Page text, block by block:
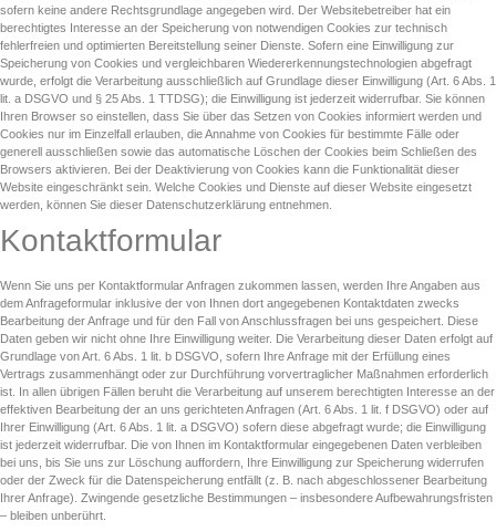
sofern keine andere Rechtsgrundlage angegeben wird. Der Websitebetreiber hat ein
berechtigtes Interesse an der Speicherung von notwendigen Cookies zur technisch
fehlerfreien und optimierten Bereitstellung seiner Dienste. Sofern eine Einwilligung zur
Speicherung von Cookies und vergleichbaren Wiedererkennungstechnologien abgefragt
wurde, erfolgt die Verarbeitung ausschließlich auf Grundlage dieser Einwilligung (Art. 6 Abs. 1
lit. a DSGVO und § 25 Abs. 1 TTDSG); die Einwilligung ist jederzeit widerrufbar. Sie können
Ihren Browser so einstellen, dass Sie über das Setzen von Cookies informiert werden und
Cookies nur im Einzelfall erlauben, die Annahme von Cookies für bestimmte Fälle oder
generell ausschließen sowie das automatische Löschen der Cookies beim Schließen des
Browsers aktivieren. Bei der Deaktivierung von Cookies kann die Funktionalität dieser
Website eingeschränkt sein. Welche Cookies und Dienste auf dieser Website eingesetzt
werden, können Sie dieser Datenschutzerklärung entnehmen.
Kontaktformular
Wenn Sie uns per Kontaktformular Anfragen zukommen lassen, werden Ihre Angaben aus
dem Anfrageformular inklusive der von Ihnen dort angegebenen Kontaktdaten zwecks
Bearbeitung der Anfrage und für den Fall von Anschlussfragen bei uns gespeichert. Diese
Daten geben wir nicht ohne Ihre Einwilligung weiter. Die Verarbeitung dieser Daten erfolgt auf
Grundlage von Art. 6 Abs. 1 lit. b DSGVO, sofern Ihre Anfrage mit der Erfüllung eines
Vertrags zusammenhängt oder zur Durchführung vorvertraglicher Maßnahmen erforderlich
ist. In allen übrigen Fällen beruht die Verarbeitung auf unserem berechtigten Interesse an der
effektiven Bearbeitung der an uns gerichteten Anfragen (Art. 6 Abs. 1 lit. f DSGVO) oder auf
Ihrer Einwilligung (Art. 6 Abs. 1 lit. a DSGVO) sofern diese abgefragt wurde; die Einwilligung
ist jederzeit widerrufbar. Die von Ihnen im Kontaktformular eingegebenen Daten verbleiben
bei uns, bis Sie uns zur Löschung auffordern, Ihre Einwilligung zur Speicherung widerrufen
oder der Zweck für die Datenspeicherung entfällt (z. B. nach abgeschlossener Bearbeitung
Ihrer Anfrage). Zwingende gesetzliche Bestimmungen – insbesondere Aufbewahrungsfristen
– bleiben unberührt.